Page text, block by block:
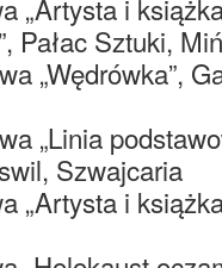
„Artysta i
Pałac Sztuki,
„Wędrówka”,
„Linia
Szwajcaria
„Artysta i